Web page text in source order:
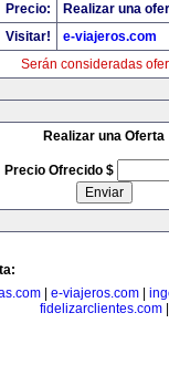
Precio:
Realizar una
Visitar!
e-viajeros.com
Serán consideradas
Realizar una Oferta
Precio Ofrecido $
| e-viajeros.com|
fidelizarclientes.com|